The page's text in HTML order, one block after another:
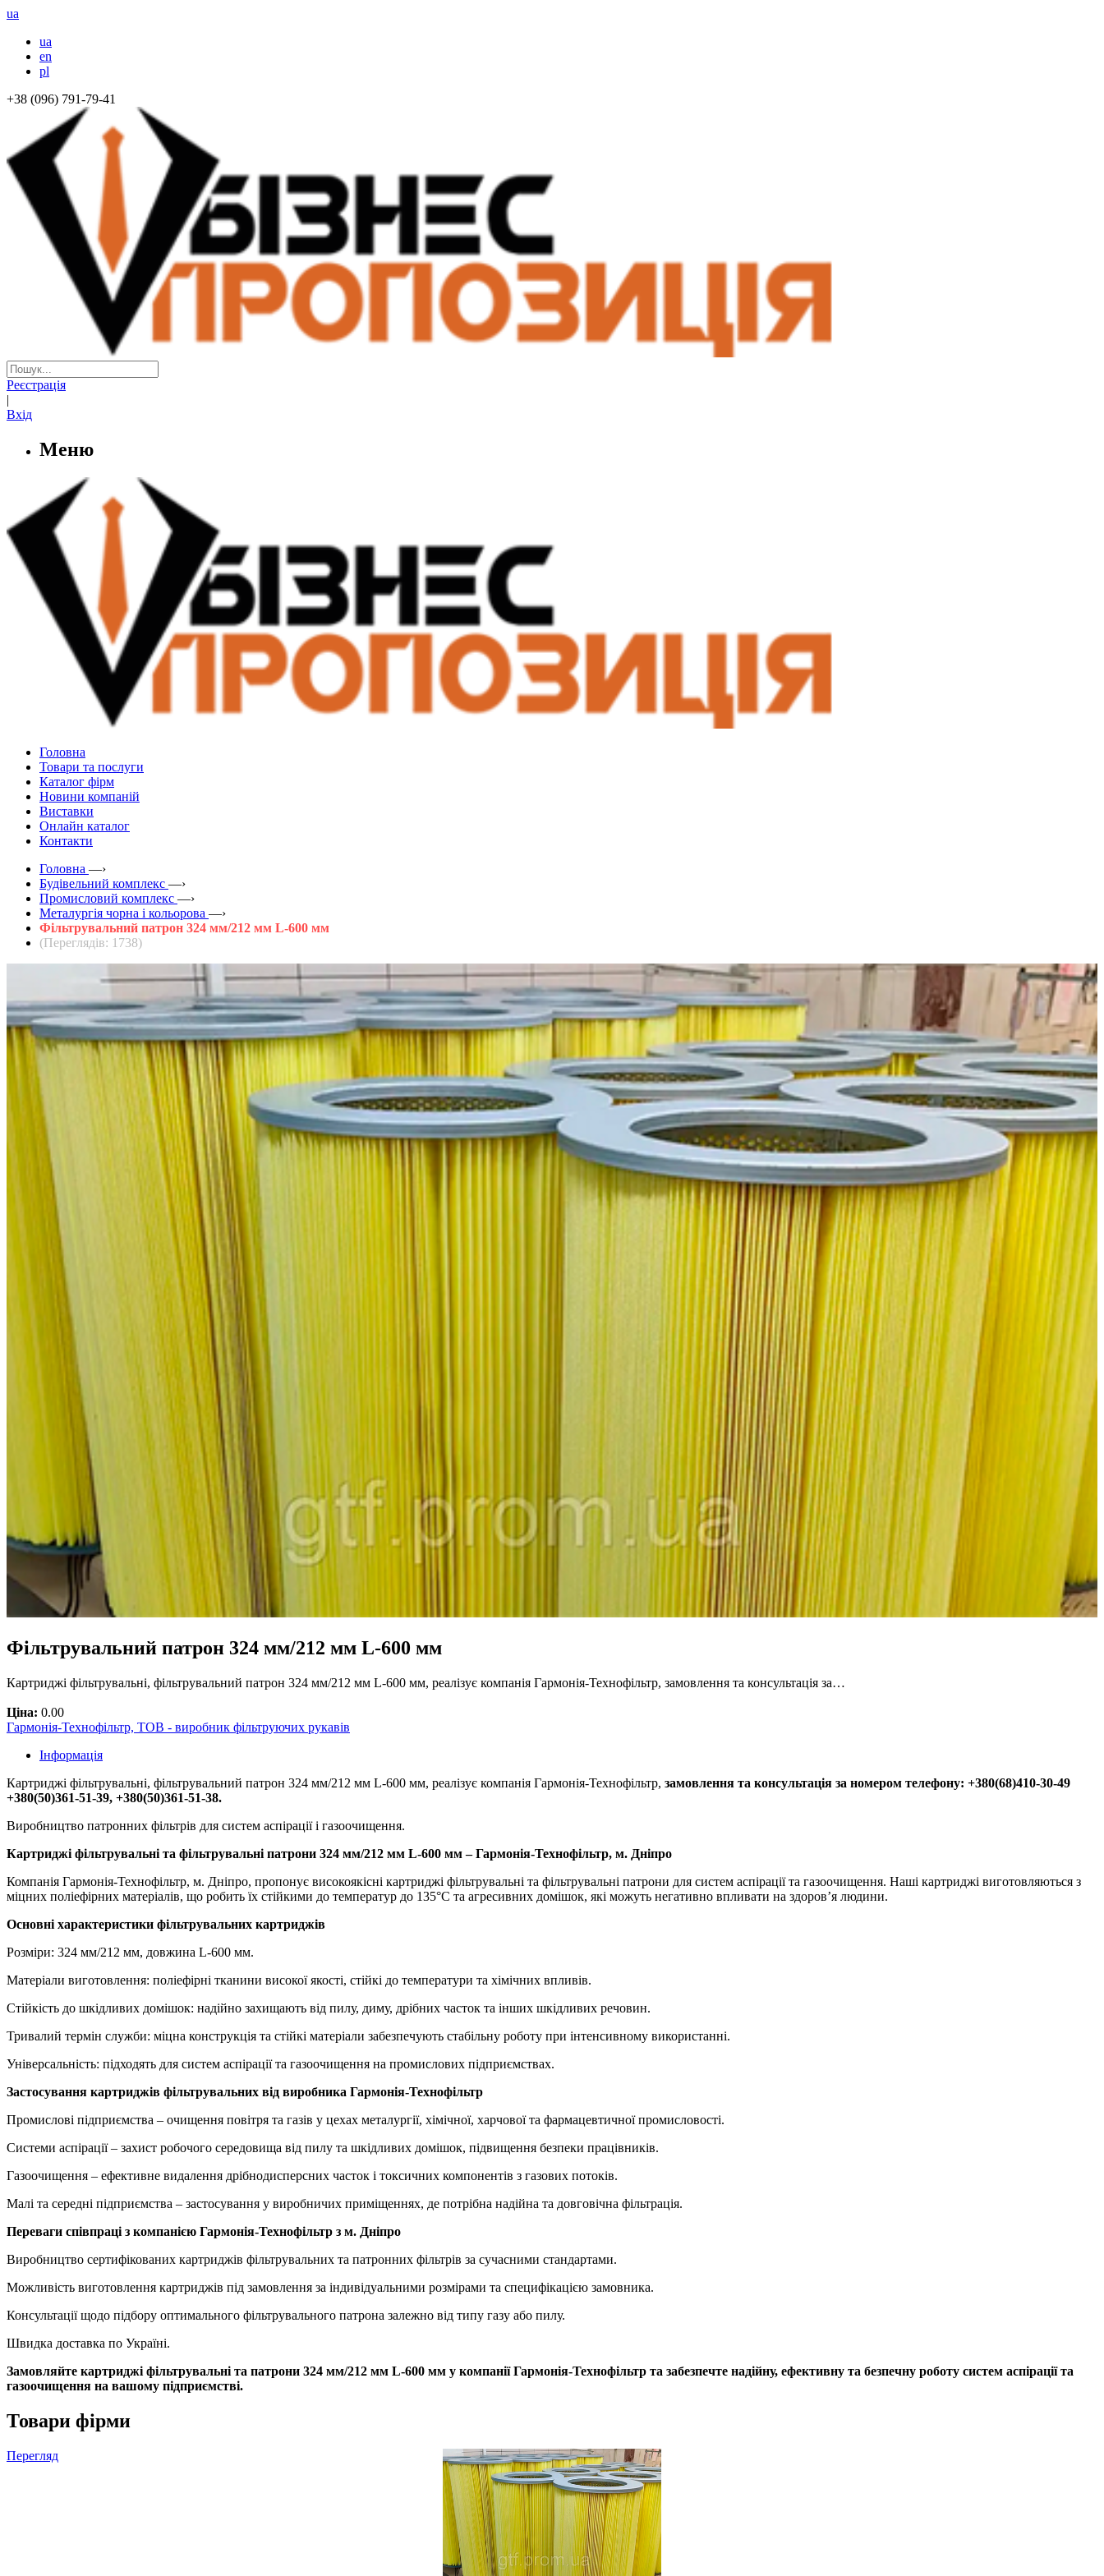
ua
ua
en
pl
+38 (096) 791-79-41
Реєстрація
|
Вхід
Меню
Головна
Товари та послуги
Каталог фірм
Новини компаній
Виставки
Онлайн каталог
Контакти
Головна —›
Будівельний комплекс —›
Промисловий комплекс —›
Металургія чорна і кольорова —›
Фільтрувальний патрон 324 мм/212 мм L-600 мм
(Переглядів: 1738)
Фільтрувальний патрон 324 мм/212 мм L-600 мм
Картриджі фільтрувальні, фільтрувальний патрон 324 мм/212 мм L-600 мм, реалізує компанія Гармонія-Технофільтр, замовлення та консультація за…
Ціна: 0.00
Гармонія-Технофільтр, ТОВ - виробник фільтруючих рукавів
Інформація
Картриджі фільтрувальні, фільтрувальний патрон 324 мм/212 мм L-600 мм, реалізує компанія Гармонія-Технофільтр, замовлення та консультація за номером телефону: +380(68)410-30-49
+380(50)361-51-39, +380(50)361-51-38.
Виробництво патронних фільтрів для систем аспірації і газоочищення.
Картриджі фільтрувальні та фільтрувальні патрони 324 мм/212 мм L-600 мм – Гармонія-Технофільтр, м. Дніпро
Компанія Гармонія-Технофільтр, м. Дніпро, пропонує високоякісні картриджі фільтрувальні та фільтрувальні патрони для систем аспірації та газоочищення. Наші картриджі виготовляються з
міцних поліефірних матеріалів, що робить їх стійкими до температур до 135°C та агресивних домішок, які можуть негативно впливати на здоров’я людини.
Основні характеристики фільтрувальних картриджів
Розміри: 324 мм/212 мм, довжина L-600 мм.
Матеріали виготовлення: поліефірні тканини високої якості, стійкі до температури та хімічних впливів.
Стійкість до шкідливих домішок: надійно захищають від пилу, диму, дрібних часток та інших шкідливих речовин.
Тривалий термін служби: міцна конструкція та стійкі матеріали забезпечують стабільну роботу при інтенсивному використанні.
Універсальність: підходять для систем аспірації та газоочищення на промислових підприємствах.
Застосування картриджів фільтрувальних від виробника Гармонія-Технофільтр
Промислові підприємства – очищення повітря та газів у цехах металургії, хімічної, харчової та фармацевтичної промисловості.
Системи аспірації – захист робочого середовища від пилу та шкідливих домішок, підвищення безпеки працівників.
Газоочищення – ефективне видалення дрібнодисперсних часток і токсичних компонентів з газових потоків.
Малі та середні підприємства – застосування у виробничих приміщеннях, де потрібна надійна та довговічна фільтрація.
Переваги співпраці з компанією Гармонія-Технофільтр з м. Дніпро
Виробництво сертифікованих картриджів фільтрувальних та патронних фільтрів за сучасними стандартами.
Можливість виготовлення картриджів під замовлення за індивідуальними розмірами та специфікацією замовника.
Консультації щодо підбору оптимального фільтрувального патрона залежно від типу газу або пилу.
Швидка доставка по Україні.
Замовляйте картриджі фільтрувальні та патрони 324 мм/212 мм L-600 мм у компанії Гармонія-Технофільтр та забезпечте надійну, ефективну та безпечну роботу систем аспірації та
газоочищення на вашому підприємстві.
Товари фірми
Перегляд